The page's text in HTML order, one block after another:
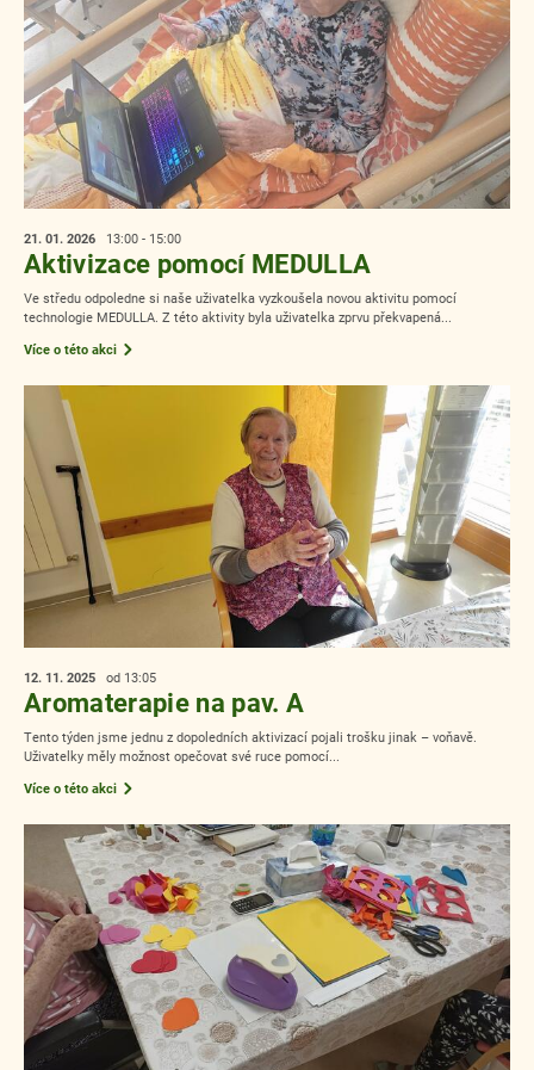
21. 01. 2026 13:00 - 15:00
Aktivizace pomocí MEDULLA
Ve středu odpoledne si naše uživatelka vyzkoušela novou aktivitu pomocí
technologie MEDULLA. Z této aktivity byla uživatelka zprvu překvapená...
Více o této akci
12. 11. 2025 od 13:05
Aromaterapie na pav. A
Tento týden jsme jednu z dopoledních aktivizací pojali trošku jinak – voňavě.
Uživatelky měly možnost opečovat své ruce pomocí...
Více o této akci